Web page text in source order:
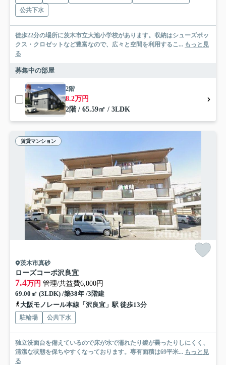
公共下水
徒歩22分の場所に茨木市立大池小学校があります。収納はシューズボッ
クス・クロゼットなど豊富なので、広々と空間を利用するこ... もっと見
る
募集中の部屋
2階
8.2万円
2階 / 65.59㎡ / 3LDK
賃貸マンション
茨木市真砂
ローズコーポ沢良宜
7.4万円 管理/共益費6,000円
69.00㎡ (3LDK) /築38年 /3階建
大阪モノレール本線「沢良宜」駅 徒歩13分
駐輪場 公共下水
独立洗面台を備えているので床が水で濡れたり鏡が曇ったりしにくく、
清潔な状態を保ちやすくなっております。専有面積は69平米... もっと見
る